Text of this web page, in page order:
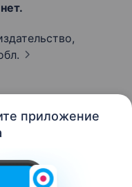
приложение